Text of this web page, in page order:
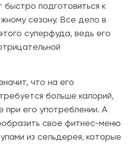
быстро подготовиться к
сезону. Все дело в
суперфуда, ведь его
что на его
больше калорий,
при его употреблении. А
свое фитнес-меню
из сельдерея, которые